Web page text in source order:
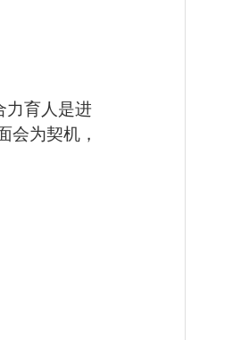
力育人是进
会为契机，